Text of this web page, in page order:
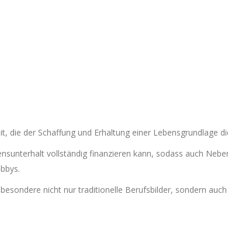
der Schaffung und Erhaltung einer Lebensgrundlage
vollständig finanzieren kann, sodass auch
nicht nur traditionelle Berufsbilder, sondern